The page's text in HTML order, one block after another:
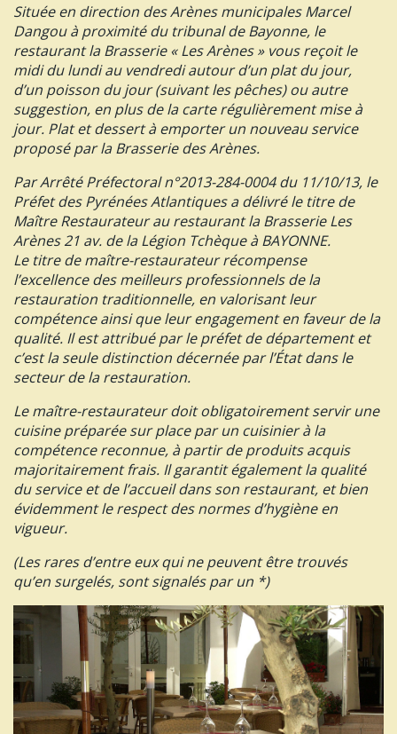
Située en direction des Arènes municipales Marcel
Dangou à proximité du tribunal de Bayonne, le
restaurant la Brasserie « Les Arènes » vous reçoit le
midi du lundi au vendredi autour d’un plat du jour,
d’un poisson du jour (suivant les pêches) ou autre
suggestion, en plus de la carte régulièrement mise à
jour. Plat et dessert à emporter un nouveau service
proposé par la Brasserie des Arènes.
Par Arrêté Préfectoral n°2013-284-0004 du 11/10/13, le
Préfet des Pyrénées Atlantiques a délivré le titre de
Maître Restaurateur au restaurant la Brasserie Les
Arènes 21 av. de la Légion Tchèque à BAYONNE.
Le titre de maître-restaurateur récompense
l’excellence des meilleurs professionnels de la
restauration traditionnelle, en valorisant leur
compétence ainsi que leur engagement en faveur de la
qualité. Il est attribué par le préfet de département et
c’est la seule distinction décernée par l’État dans le
secteur de la restauration.
Le maître-restaurateur doit obligatoirement servir une
cuisine préparée sur place par un cuisinier à la
compétence reconnue, à partir de produits acquis
majoritairement frais. Il garantit également la qualité
du service et de l’accueil dans son restaurant, et bien
évidemment le respect des normes d’hygiène en
vigueur.
(Les rares d’entre eux qui ne peuvent être trouvés
qu’en surgelés, sont signalés par un *)